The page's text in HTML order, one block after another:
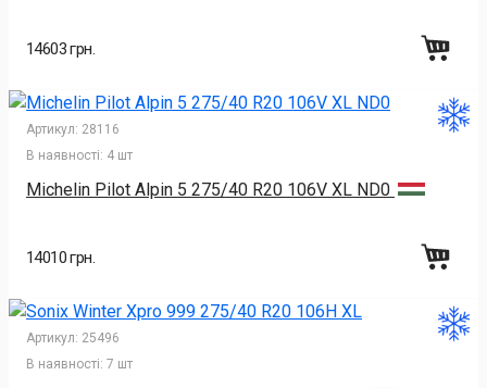
14603 грн.
Артикул: 28116
В наявності: 4 шт
Michelin Pilot Alpin 5 275/40 R20 106V XL ND0
14010 грн.
Артикул: 25496
В наявності: 7 шт